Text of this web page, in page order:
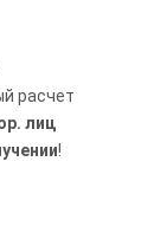
расчет
лиц
!